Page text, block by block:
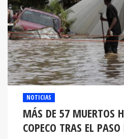
NOTICIAS
MÁS DE 57 MUERTOS
COPECO TRAS EL